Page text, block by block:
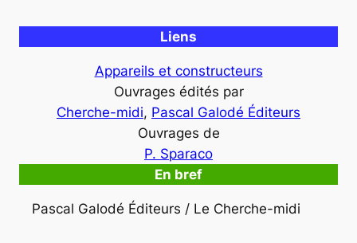
Liens
Appareils et constructeurs
Ouvrages édités par
Cherche-midi, Pascal Galodé Éditeurs
Ouvrages de
P. Sparaco
En bref
Pascal Galodé Éditeurs / Le Cherche-midi